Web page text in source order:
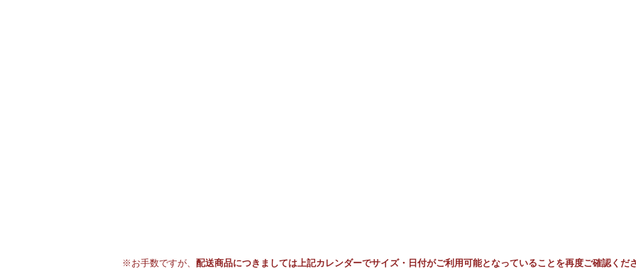
※お手数ですが、 配送商品につきましては上記カレンダーでサイズ・日付がご利用可能となっていることを再度ご確認くださ